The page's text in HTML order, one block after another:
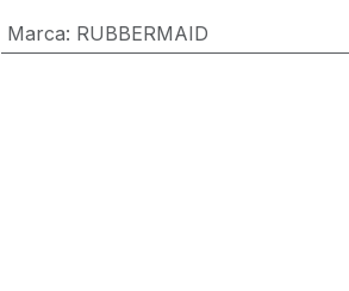
Marca: RUBBERMAID